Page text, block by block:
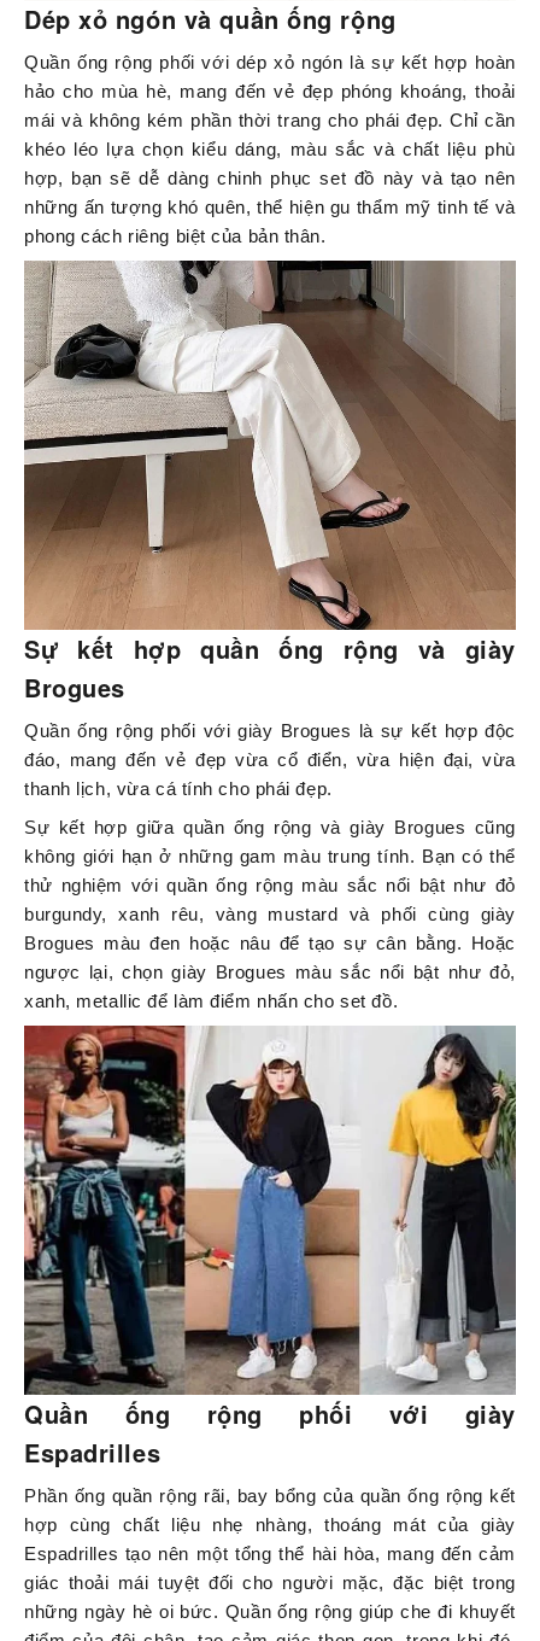
Dép xỏ ngón và quần ống rộng
Quần ống rộng phối với dép xỏ ngón là sự kết hợp hoàn
hảo cho mùa hè, mang đến vẻ đẹp phóng khoáng, thoải
mái và không kém phần thời trang cho phái đẹp. Chỉ cần
khéo léo lựa chọn kiểu dáng, màu sắc và chất liệu phù
hợp, bạn sẽ dễ dàng chinh phục set đồ này và tạo nên
những ấn tượng khó quên, thể hiện gu thẩm mỹ tinh tế và
phong cách riêng biệt của bản thân.
Sự kết hợp quần ống rộng và giày
Brogues
Quần ống rộng phối với giày Brogues là sự kết hợp độc
đáo, mang đến vẻ đẹp vừa cổ điển, vừa hiện đại, vừa
thanh lịch, vừa cá tính cho phái đẹp.
Sự kết hợp giữa quần ống rộng và giày Brogues cũng
không giới hạn ở những gam màu trung tính. Bạn có thể
thử nghiệm với quần ống rộng màu sắc nổi bật như đỏ
burgundy, xanh rêu, vàng mustard và phối cùng giày
Brogues màu đen hoặc nâu để tạo sự cân bằng. Hoặc
ngược lại, chọn giày Brogues màu sắc nổi bật như đỏ,
xanh, metallic để làm điểm nhấn cho set đồ.
Quần ống rộng phối với giày
Espadrilles
Phần ống quần rộng rãi, bay bổng của quần ống rộng kết
hợp cùng chất liệu nhẹ nhàng, thoáng mát của giày
Espadrilles tạo nên một tổng thể hài hòa, mang đến cảm
giác thoải mái tuyệt đối cho người mặc, đặc biệt trong
những ngày hè oi bức. Quần ống rộng giúp che đi khuyết